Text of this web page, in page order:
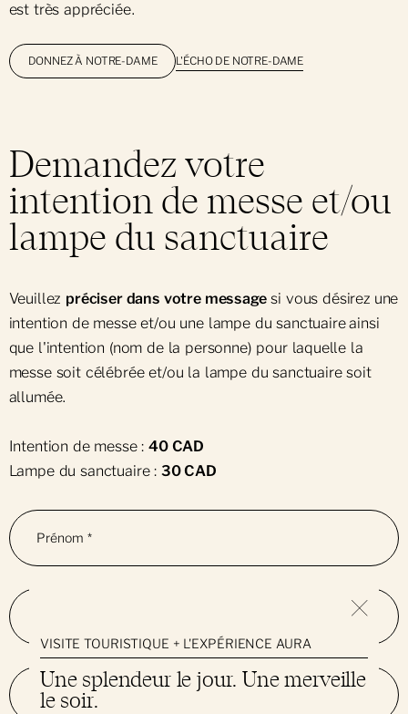
est très appréciée.
DONNEZ À NOTRE-DAME L'ÉCHO DE NOTRE-DAME
Demandez votre
intention de messe et/ou
lampe du sanctuaire
Veuillez préciser dans votre messagesi vous désirez une
intention de messe et/ou une lampe du sanctuaire ainsi
que l'intention (nom de la personne) pour laquelle la
messe soit célébrée et/ou la lampe du sanctuaire soit
allumée.
Intention de messe :40 CAD
Lampe du sanctuaire : 30 CAD
Prénom *
Courriel*
VISITE TOURISTIQUE + L'EXPÉRIENCE AURA
Une splendeur le jour. Une merveille
le soir.